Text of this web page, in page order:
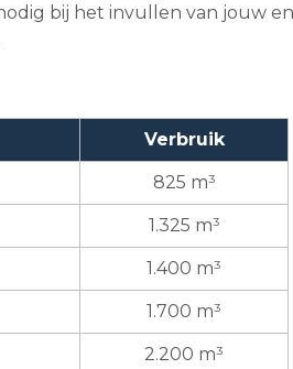
bij het invullen van jouw
Verbruik
825 m³
1.325 m³
1.400 m³
1.700 m³
2.200 m³